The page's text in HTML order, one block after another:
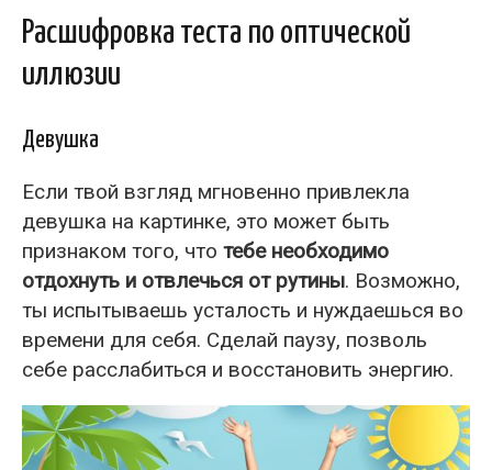
Расшифровка теста по оптической
иллюзии
Девушка
Если твой взгляд мгновенно привлекла
девушка на картинке, это может быть
признаком того, что тебе необходимо
отдохнуть и отвлечься от рутины. Возможно,
ты испытываешь усталость и нуждаешься во
времени для себя. Сделай паузу, позволь
себе расслабиться и восстановить энергию.